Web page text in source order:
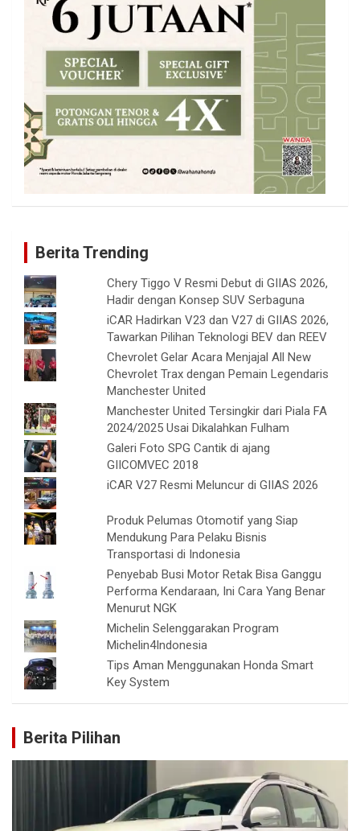
Berita Trending
Chery Tiggo V Resmi Debut di GIIAS 2026,
Hadir dengan Konsep SUV Serbaguna
iCAR Hadirkan V23 dan V27 di GIIAS 2026,
Tawarkan Pilihan Teknologi BEV dan REEV
Chevrolet Gelar Acara Menjajal All New
Chevrolet Trax dengan Pemain Legendaris
Manchester United
Manchester United Tersingkir dari Piala FA
2024/2025 Usai Dikalahkan Fulham
Galeri Foto SPG Cantik di ajang
GIICOMVEC 2018
iCAR V27 Resmi Meluncur di GIIAS 2026
Produk Pelumas Otomotif yang Siap
Mendukung Para Pelaku Bisnis
Transportasi di Indonesia
Penyebab Busi Motor Retak Bisa Ganggu
Performa Kendaraan, Ini Cara Yang Benar
Menurut NGK
Michelin Selenggarakan Program
Michelin4Indonesia
Tips Aman Menggunakan Honda Smart
Key System
Berita Pilihan